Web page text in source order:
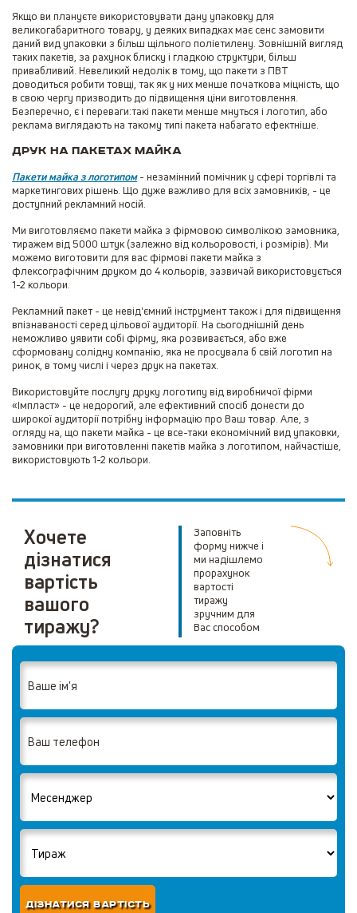
Якщо ви плануєте використовувати дану упаковку для
великогабаритного товару, у деяких випадках має сенс замовити
даний вид упаковки з більш щільного поліетилену. Зовнішній вигляд
таких пакетів, за рахунок блиску і гладкою структури, більш
привабливий. Невеликий недолік в тому, що пакети з ПВТ
доводиться робити товщі, так як у них менше початкова міцність, що
в свою чергу призводить до підвищення ціни виготовлення.
Безперечно, є і переваги:такі пакети менше мнуться і логотип, або
реклама виглядають на такому типі пакета набагато ефектніше.
Друк на пакетах майка
Пакети майка з логотипом- незамінний помічник у сфері торгівлі та
маркетингових рішень. Що дуже важливо для всіх замовників, - це
доступний рекламний носій.
Ми виготовляємо пакети майка з фірмовою символікою замовника,
тиражем від 5000 штук (залежно від кольоровості, і розмірів). Ми
можемо виготовити для вас фірмові пакети майка з
флексографічним друком до 4 кольорів, зазвичай використовується
1-2 кольори.
Рекламний пакет - це невід'ємний інструмент також і для підвищення
впізнаваності серед цільової аудиторії. На сьогоднішній день
неможливо уявити собі фірму, яка розвивається, або вже
сформовану солідну компанію, яка не просувала б свій логотип на
ринок, в тому числі і через друк на пакетах.
Використовуйте послугу друку логотипу від виробничої фірми
«Імпласт» - це недорогий, але ефективний спосіб донести до
широкої аудиторії потрібну інформацію про Ваш товар. Але, з
огляду на, що пакети майка - це все-таки економічний вид упаковки,
замовники при виготовленні пакетів майка з логотипом, найчастіше,
використовують 1-2 кольори.
Хочете
дізнатися
вартість
вашого
тиражу?
Заповніть
форму нижче і
ми надішлемо
прорахунок
вартості
тиражу
зручним для
Вас способом
ДІЗНАТИСЯ ВАРТІСТЬ